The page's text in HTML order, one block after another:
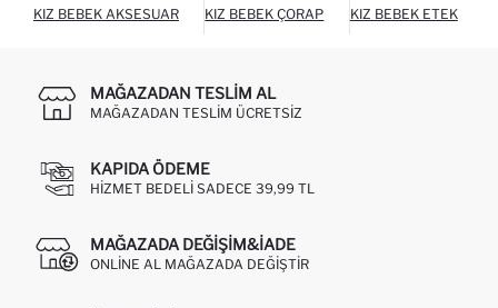
KIZ BEBEK AKSESUAR KIZ BEBEK ÇORAP KIZ BEBEK ETEK
MAĞAZADAN TESLIM AL
MAĞAZADAN TESLIM ÜCRETSIZ
KAPIDA ÖDEME
HIZMET BEDELI SADECE 39,99 TL
MAĞAZADA DEĞIŞIM&İADE
ONLINE AL MAĞAZADA DEĞIŞTIR